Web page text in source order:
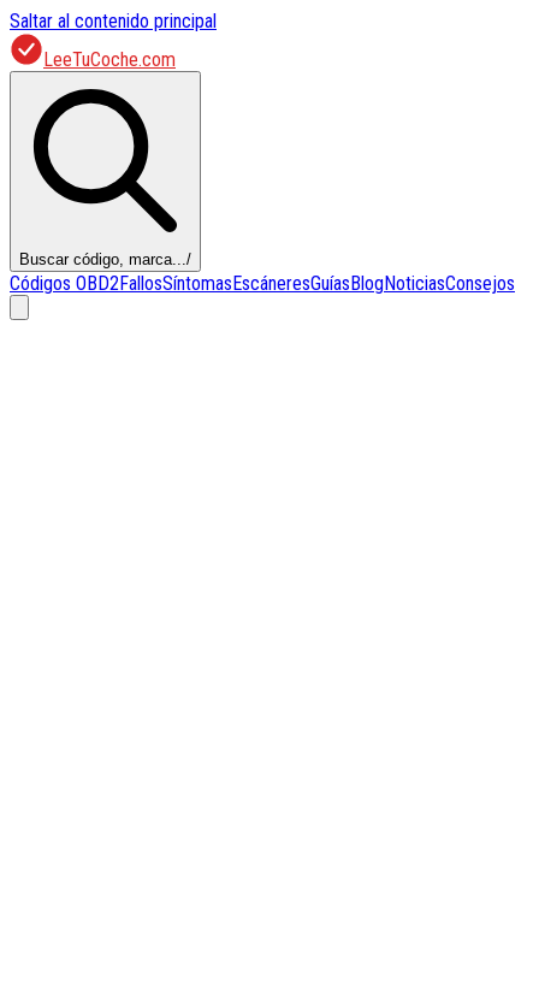
Saltar al contenido principal
LeeTuCoche.com
Buscar código, marca.../
Códigos OBD2FallosSíntomasEscáneresGuíasBlogNoticiasConsejos